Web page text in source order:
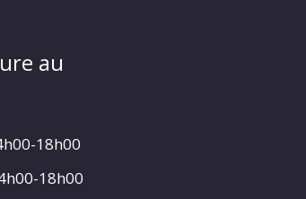
au
18h00
18h00